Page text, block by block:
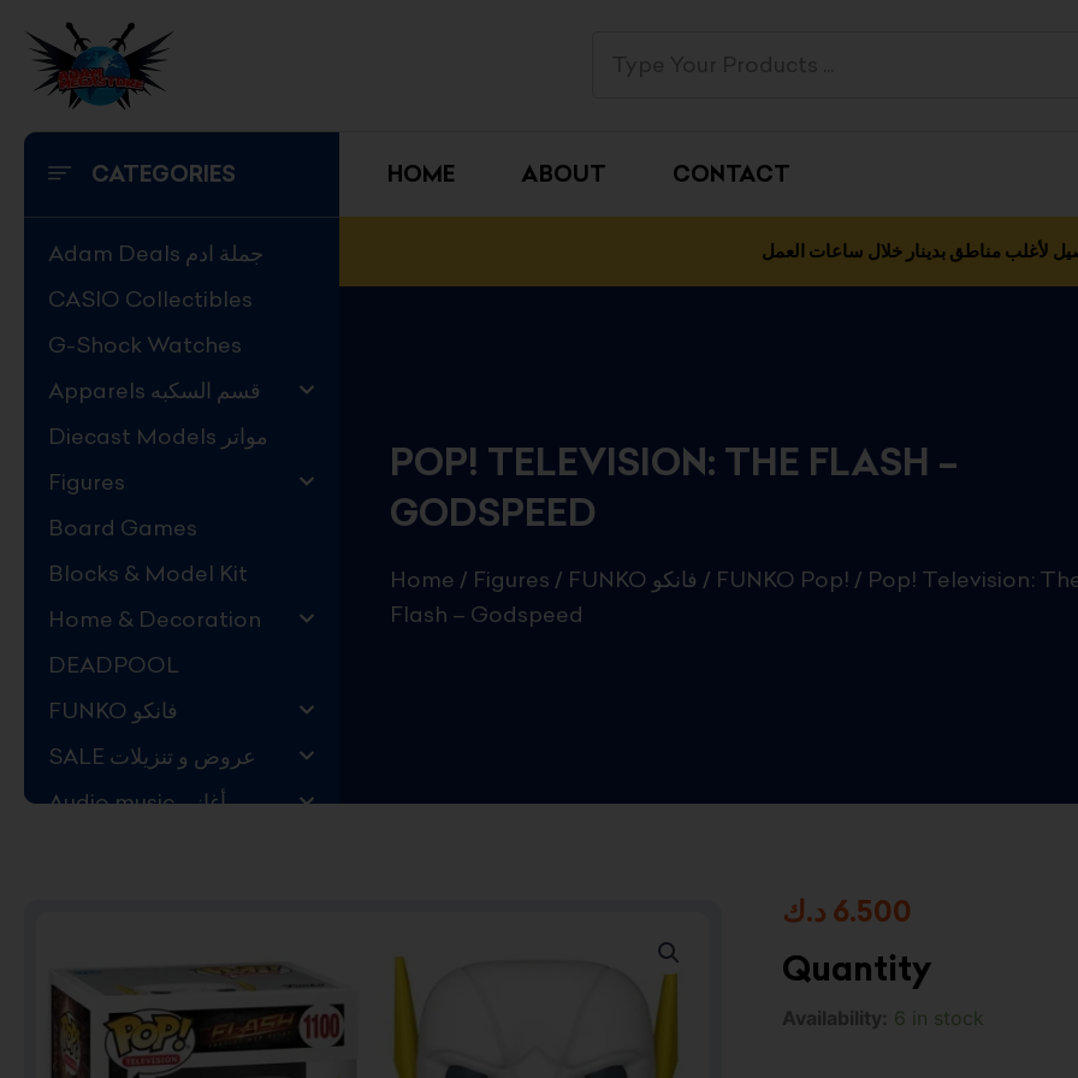
content
CATEGORIES
Adam Deals جملة ادم
CASIO Collectibles
G-Shock Watches
Apparels قسم السكبه
Diecast Models مواتر
Figures
Board Games
Blocks & Model Kit
Home & Decoration
DEADPOOL
FUNKO فانكو
SALE عروض و تنزيلات
Audio music أغاني
Movies on BLU-RAY,
DVD
The Adam Projects
HOME ABOUT CONTACT
لأغلب مناطق بدينار خلال ساعات العمل
POP! TELEVISION: THE FLASH –
GODSPEED
Home / Figures / FUNKO فانكو / FUNKO Pop! / Pop! Television:
Flash – Godspeed
6.500 د.ك
Quantity
Availability: 6 in stock
Pop!